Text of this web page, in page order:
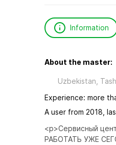
Information
About the master:
Uzbekistan,
Experience: more
A user from 2018,
<p>Сервисный
РАБОТАТЬ УЖЕ